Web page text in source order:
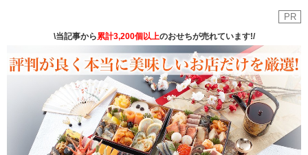
PR
\当記事から累計3,200個以上のおせちが売れています!/